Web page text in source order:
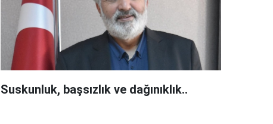
Suskunluk, başsızlık ve dağınıklık..